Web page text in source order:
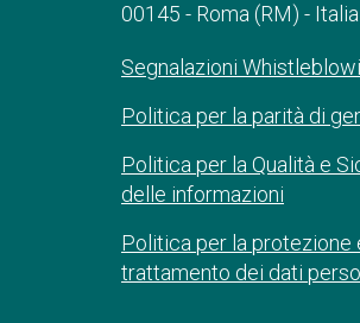
00145 - Roma (RM) - Italia
Segnalazioni
Politica per la parità di
Politica per la Qualità e
delle informazioni
Politica per la protezione
trattamento dei dati